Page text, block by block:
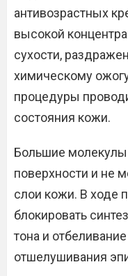
антивозрастных
высокой
сухости,
химическому
процедуры
состояния кожи.
Большие
поверхности и не
слои кожи. В ходе
блокировать
тона и
отшелушивания